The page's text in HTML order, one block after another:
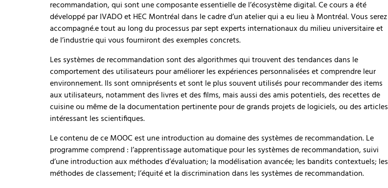
recommandation, qui sont une composante essentielle de l’écosystème digital. Ce cours a été
développé par IVADO et HEC Montréal dans le cadre d’un atelier qui a eu lieu à Montréal. Vous serez
accompagné.e tout au long du processus par sept experts internationaux du milieu universitaire et
de l’industrie qui vous fourniront des exemples concrets.
Les systèmes de recommandation sont des algorithmes qui trouvent des tendances dans le
comportement des utilisateurs pour améliorer les expériences personnalisées et comprendre leur
environnement. Ils sont omniprésents et sont le plus souvent utilisés pour recommander des items
aux utilisateurs, notamment des livres et des films, mais aussi des amis potentiels, des recettes de
cuisine ou même de la documentation pertinente pour de grands projets de logiciels, ou des articles
intéressant les scientifiques.
Le contenu de ce MOOC est une introduction au domaine des systèmes de recommandation. Le
programme comprend : l’apprentissage automatique pour les systèmes de recommandation, suivi
d’une introduction aux méthodes d’évaluation; la modélisation avancée; les bandits contextuels; les
méthodes de classement; l’équité et la discrimination dans les systèmes de recommandation.